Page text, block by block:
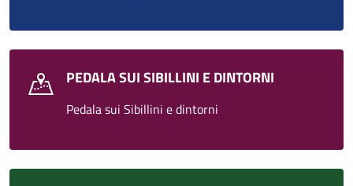
PEDALA SUI SIBILLINI E DINTORNI
Pedala sui Sibillini e dintorni